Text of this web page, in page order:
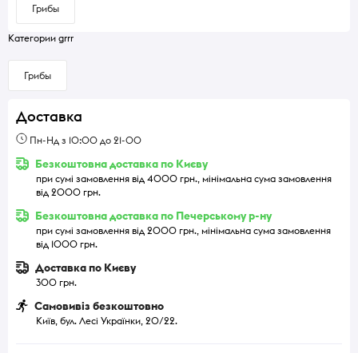
Грибы
Категории grrr
Грибы
Доставка
Пн-Нд з 10:00 до 21-00
Безкоштовна доставка по Києву
при сумі замовлення від 4000 грн., мінімальна сума замовлення
від 2000 грн.
Безкоштовна доставка по Печерському р-ну
при сумі замовлення від 2000 грн., мінімальна сума замовлення
від 1000 грн.
Доставка по Києву
300 грн.
Самовивіз безкоштовно
Київ, бул. Лесі Українки, 20/22.